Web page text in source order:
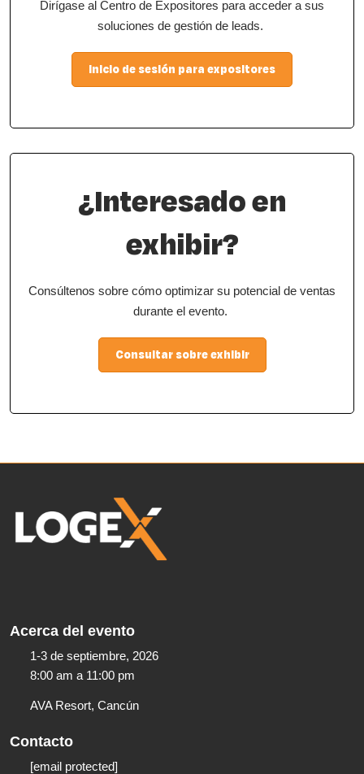
Dirígase al Centro de Expositores para acceder a sus
soluciones de gestión de leads.
Inicio de sesión para expositores
¿Interesado en
exhibir?
Consúltenos sobre cómo optimizar su potencial de ventas
durante el evento.
Consultar sobre exhibir
Acerca del evento
1-3 de septiembre, 2026
8:00 am a 11:00 pm​
AVA Resort, Cancún
Contacto
[email protected]